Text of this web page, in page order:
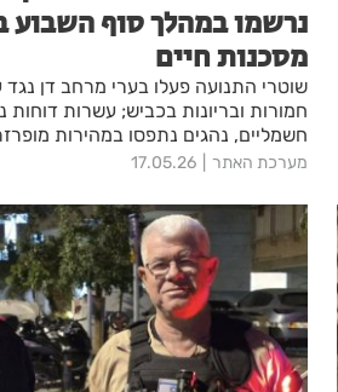
נרשמו במהלך סוף השבוע
מסכנות חיים
שוטרי התנועה פעלו בערי מרחב דן נגד
חמורות ובריונות בכביש; עשרות דוחות
חשמליים, נהגים נתפסו במהירות
השפעת אלכוהול
מערכת האתר 17.05.26